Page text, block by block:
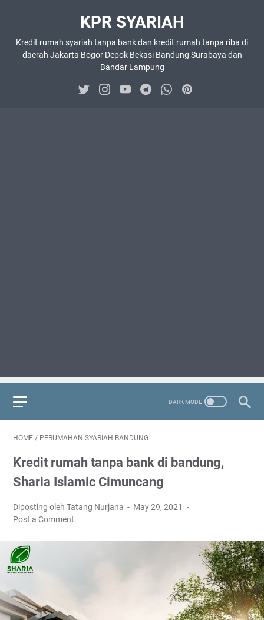
KPR SYARIAH
Kredit rumah syariah tanpa bank dan kredit rumah tanpa riba di
daerah Jakarta Bogor Depok Bekasi Bandung Surabaya dan
Bandar Lampung
HOME / PERUMAHAN SYARIAH BANDUNG
Kredit rumah tanpa bank di bandung,
Sharia Islamic Cimuncang
Diposting oleh Tatang Nurjana
May 29, 2021
Post a Comment